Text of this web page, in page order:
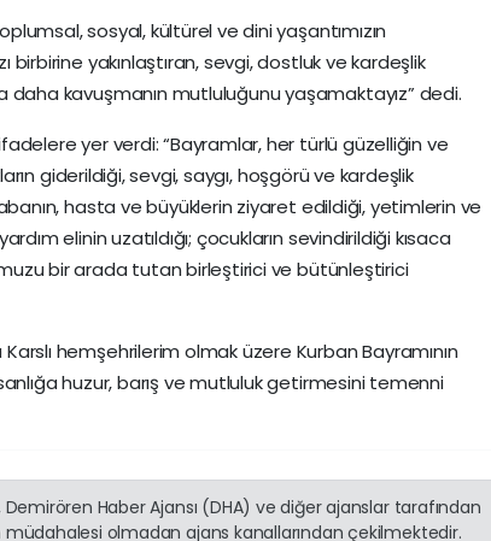
sosyal, kültürel ve dini yaşantımızın
birbirine yakınlaştıran, sevgi, dostluk ve kardeşlik
daha kavuşmanın mutluluğunu yaşamaktayız” dedi.
ifadelere yer verdi: “Bayramlar, her türlü güzelliğin ve
giderildiği, sevgi, saygı, hoşgörü ve kardeşlik
hasta ve büyüklerin ziyaret edildiği, yetimlerin ve
elinin uzatıldığı; çocukların sevindirildiği kısaca
bir arada tutan birleştirici ve bütünleştirici
hemşehrilerim olmak üzere Kurban Bayramının
huzur, barış ve mutluluk getirmesini temenni
Demirören Haber Ajansı (DHA) ve diğer ajanslar tarafından
olmadan ajans kanallarından çekilmektedir.